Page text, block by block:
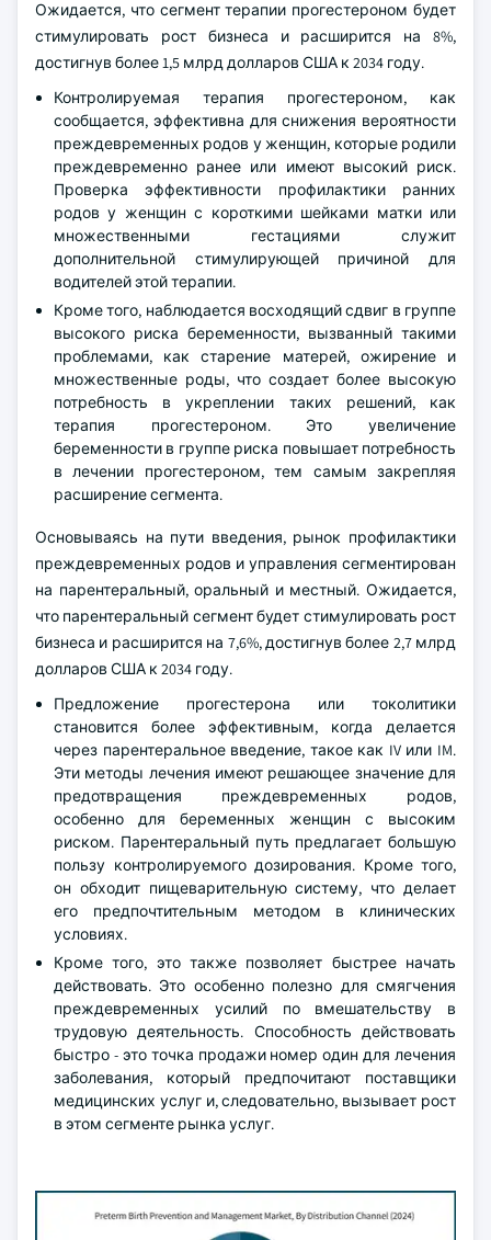
Ожидается, что сегмент терапии прогестероном будет
стимулировать рост бизнеса и расширится на 8%,
достигнув более 1,5 млрд долларов США к 2034 году.
Контролируемая терапия прогестероном, как
сообщается, эффективна для снижения вероятности
преждевременных родов у женщин, которые родили
преждевременно ранее или имеют высокий риск.
Проверка эффективности профилактики ранних
родов у женщин с короткими шейками матки или
множественными гестациями служит
дополнительной стимулирующей причиной для
водителей этой терапии.
Кроме того, наблюдается восходящий сдвиг в группе
высокого риска беременности, вызванный такими
проблемами, как старение матерей, ожирение и
множественные роды, что создает более высокую
потребность в укреплении таких решений, как
терапия прогестероном. Это увеличение
беременности в группе риска повышает потребность
в лечении прогестероном, тем самым закрепляя
расширение сегмента.
Основываясь на пути введения, рынок профилактики
преждевременных родов и управления сегментирован
на парентеральный, оральный и местный. Ожидается,
что парентеральный сегмент будет стимулировать рост
бизнеса и расширится на 7,6%, достигнув более 2,7 млрд
долларов США к 2034 году.
Предложение прогестерона или токолитики
становится более эффективным, когда делается
через парентеральное введение, такое как IV или IM.
Эти методы лечения имеют решающее значение для
предотвращения преждевременных родов,
особенно для беременных женщин с высоким
риском. Парентеральный путь предлагает большую
пользу контролируемого дозирования. Кроме того,
он обходит пищеварительную систему, что делает
его предпочтительным методом в клинических
условиях.
Кроме того, это также позволяет быстрее начать
действовать. Это особенно полезно для смягчения
преждевременных усилий по вмешательству в
трудовую деятельность. Способность действовать
быстро - это точка продажи номер один для лечения
заболевания, который предпочитают поставщики
медицинских услуг и, следовательно, вызывает рост
в этом сегменте рынка услуг.